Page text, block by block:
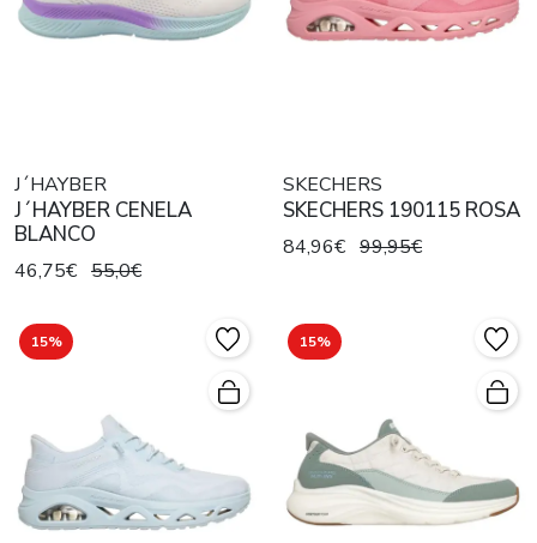
J´HAYBER
J´HAYBER CENELA
BLANCO
46,75€ 55,0€
SKECHERS
SKECHERS 190115 ROSA
84,96€ 99,95€
15% 15%